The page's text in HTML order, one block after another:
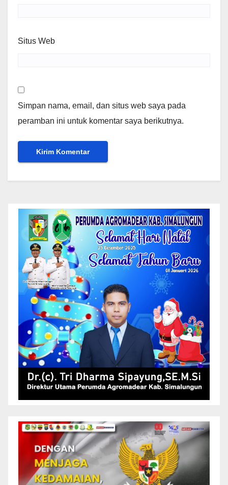
Situs Web
Simpan nama, email, dan situs web saya pada
peramban ini untuk komentar saya berikutnya.